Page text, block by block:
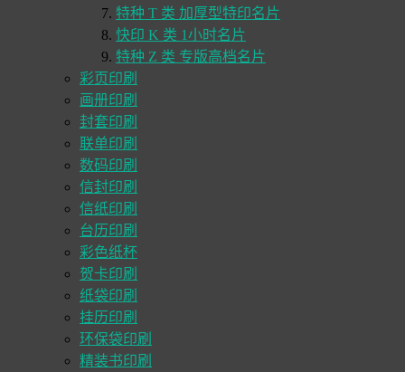
特种 T 类 加厚型特印名片
快印 K 类 1小时名片
特种 Z 类 专版高档名片
彩页印刷
画册印刷
封套印刷
联单印刷
数码印刷
信封印刷
信纸印刷
台历印刷
彩色纸杯
贺卡印刷
纸袋印刷
挂历印刷
环保袋印刷
精装书印刷